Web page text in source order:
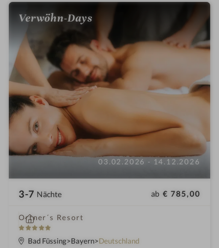
Verwöhn-Days
03.02.2026 - 14.12.2026
3-7 Nächte ab € 785,00
Ortner´s Resort
5
S
i
n
Bad Füssing Bayern Deutschland